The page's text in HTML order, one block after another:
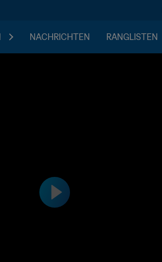
NACHRICHTEN RANGLISTEN